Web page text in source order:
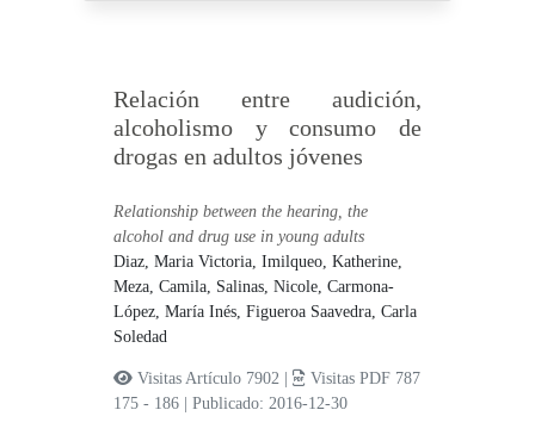
Relación entre audición,
alcoholismo y consumo de
drogas en adultos jóvenes
Relationship between the hearing, the
alcohol and drug use in young adults
Diaz, Maria Victoria,Imilqueo, Katherine,
Meza, Camila, Salinas, Nicole,Carmona-
López, María Inés,Figueroa Saavedra, Carla
Soledad
Visitas Artículo 7902 |
Visitas PDF 787
175 - 186
|Publicado: 2016-12-30